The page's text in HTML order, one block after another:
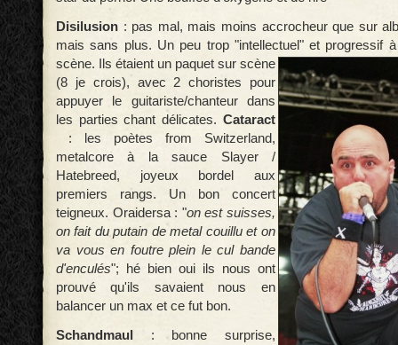
Disilusion : pas mal, mais moins accrocheur que sur
mais sans plus. Un peu trop "intellectuel" et progressif
scène. Ils étaient un paquet sur scène
(8 je crois), avec 2 choristes pour
appuyer le guitariste/chanteur dans
les parties chant délicates. Cataract
: les poètes from Switzerland,
metalcore à la sauce Slayer /
Hatebreed, joyeux bordel aux
premiers rangs. Un bon concert
teigneux. Oraidersa : "on est suisses,
on fait du putain de metal couillu et on
va vous en foutre plein le cul bande
d'enculés"; hé bien oui ils nous ont
prouvé qu'ils savaient nous en
balancer un max et ce fut bon.
Schandmaul : bonne surprise,